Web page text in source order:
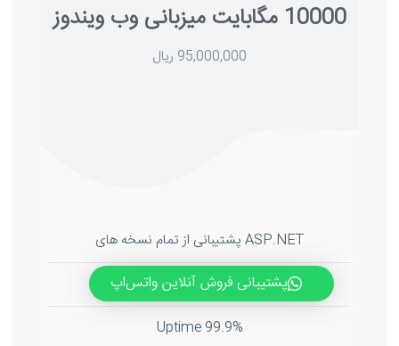
10000 مگابایت میزبانی وب ویندوز
95,000,000 ریال
ASP.NET پشتیبانی از تمام نسخه های
MS SQL دیتا بیس
99.9% Uptime
پشتیبانی فروش آنلاین واتس‌اپ